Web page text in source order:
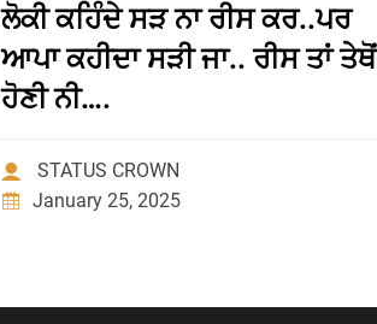
ਲੋਕੀ ਕਹਿੰਦੇ ਸੜ ਨਾ ਰੀਸ ਕਰ..ਪਰ
ਆਪਾ ਕਹੀਦਾ ਸੜੀ ਜਾ.. ਰੀਸ ਤਾਂ ਤੇਥੋਂ
ਹੋਣੀ ਨੀ….
STATUS CROWN
January 25, 2025